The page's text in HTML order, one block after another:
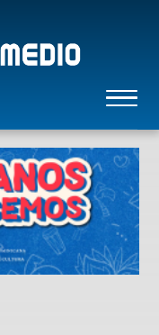
DEPORTES ENTRETENIMIENTO